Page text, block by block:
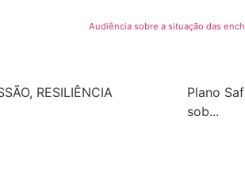
Audiência sobre a situação das
RESILIÊNCIA
Plano
sob...